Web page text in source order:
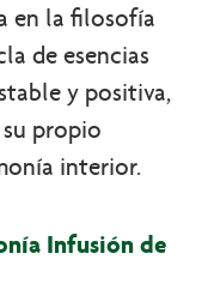
en la filosofía
de esencias
y positiva,
propio
interior.
Infusión de